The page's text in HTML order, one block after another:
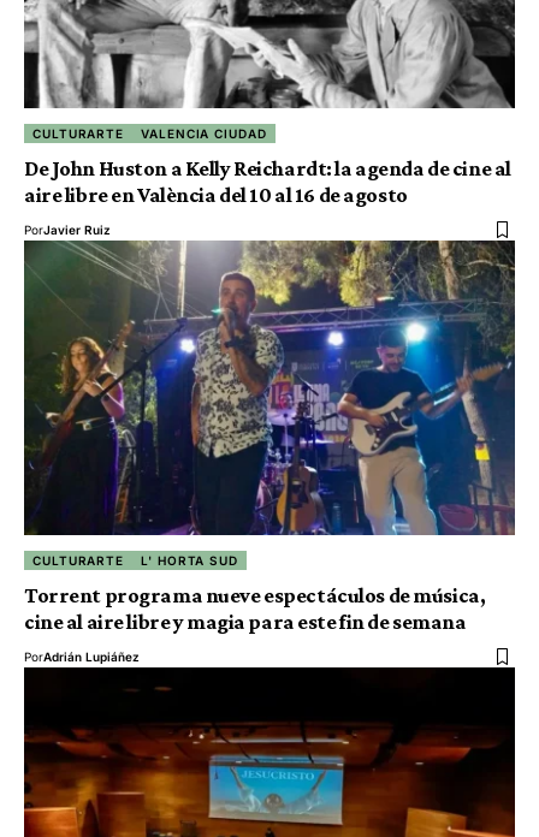
CULTURARTE VALENCIA CIUDAD
De John Huston a Kelly Reichardt: la agenda de cine al
aire libre en València del 10 al 16 de agosto
PorJavier Ruiz
CULTURARTE L' HORTA SUD
Torrent programa nueve espectáculos de música,
cine al aire libre y magia para este fin de semana
PorAdrián Lupiáñez